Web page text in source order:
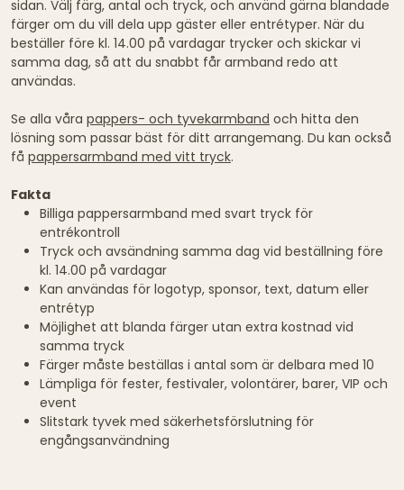
sidan. Välj färg, antal och tryck, och använd gärna blandade
färger om du vill dela upp gäster eller entrétyper. När du
beställer före kl. 14.00 på vardagar trycker och skickar vi
samma dag, så att du snabbt får armband redo att
användas.
Se alla våra pappers- och tyvekarmband och hitta den
lösning som passar bäst för ditt arrangemang. Du kan också
få pappersarmband med vitt tryck.
Fakta
Billiga pappersarmband med svart tryck för
entrékontroll
Tryck och avsändning samma dag vid beställning före
kl. 14.00 på vardagar
Kan användas för logotyp, sponsor, text, datum eller
entrétyp
Möjlighet att blanda färger utan extra kostnad vid
samma tryck
Färger måste beställas i antal som är delbara med 10
Lämpliga för fester, festivaler, volontärer, barer, VIP och
event
Slitstark tyvek med säkerhetsförslutning för
engångsanvändning